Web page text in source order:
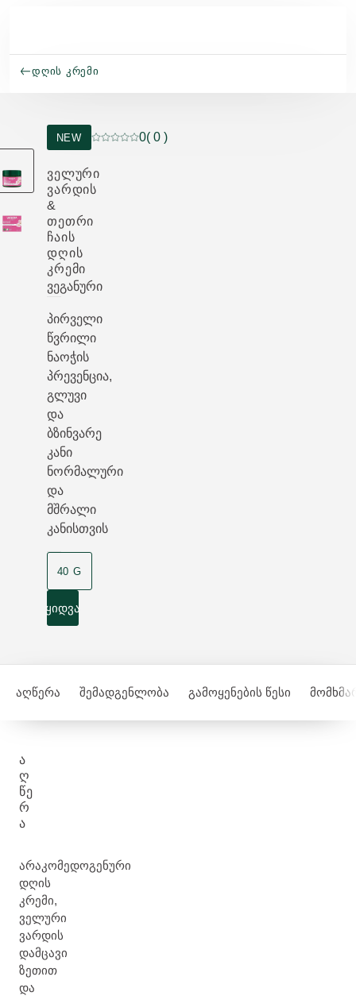
ᲓᲦᲘᲡ ᲙᲠᲔᲛᲘ
NEW
მიმდინარე რეიტინგი: 0 ვარსკვლავი 5-დან
0( 0 )
ᲕᲔᲚᲣᲠᲘ
ᲕᲐᲠᲓᲘᲡ
&
ᲗᲔᲗᲠᲘ
ᲩᲐᲘᲡ
ᲓᲦᲘᲡ
ᲙᲠᲔᲛᲘ
ვეგანური
პირველი
წვრილი
ნაოჭის
პრევენცია,
გლუვი
და
ბზინვარე
კანი
ნორმალური
და
მშრალი
კანისთვის
40 G
ყიდვა
აღწერა შემადგენლობა გამოყენების წესი
Ა
Ღ
ᲬᲔ
Რ
Ა
არაკომედოგენური
დღის
კრემი,
ველური
ვარდის
დამცავი
ზეთით
და